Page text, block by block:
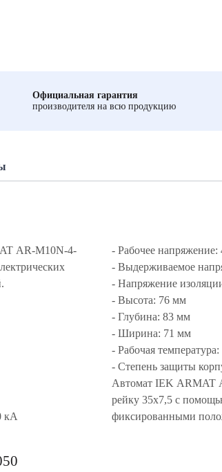
Официальная гарантия
производителя на всю продукцию
AR-M10N-4-
кА
- Рабочее напряжение:
- Выдерживаемое
- Напряжение
- Высота: 76 мм
- Глубина: 83 мм
- Ширина: 71 мм
- Рабочая
- Степень защиты
Автомат IEK ARMAT
рейку 35x7,5 с
фиксированными